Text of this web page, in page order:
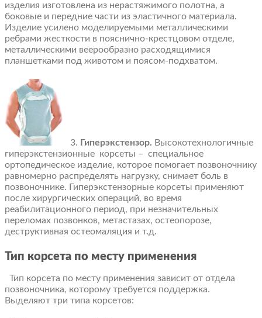
изделия изготовлена из нерастяжимого полотна, а
боковые и передние части из эластичного материала.
Изделие усилено моделируемыми металлическими
ребрами жесткости в пояснично-крестцовом отделе,
металлическими веерообразно расходящимися
планшетками под животом и поясом-подхватом.
3. Гиперэкстензор. Высокотехнологичные
гиперэкстензионные корсеты – специальное
ортопедическое изделие, которое помогает позвоночнику
равномерно распределять нагрузку, снимает боль в
позвоночнике. Гиперэкстензорные корсеты применяют
после хирургических операций, во время
реабилитационного период, при незначительных
переломах позвонков, метастазах, остеопорозе,
деструктивная остеомаляция и т.д.
Тип корсета по месту применения
Тип корсета по месту применения зависит от отдела
позвоночника, которому требуется поддержка.
Выделяют три типа корсетов: